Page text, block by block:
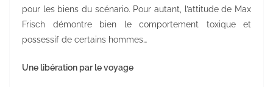
pour les biens du scénario. Pour autant, l’attitude de Max
Frisch démontre bien le comportement toxique et
possessif de certains hommes…
Une libération par le voyage